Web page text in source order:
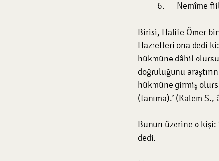
6.	Nemîme
Birisi, Halife Ömer
Hazretleri ona dedi
hükmüne dâhil
doğruluğunu
hükmüne girmiş
(tanıma).’ (Kalem
Bunun üzerine o kişi:
dedi.